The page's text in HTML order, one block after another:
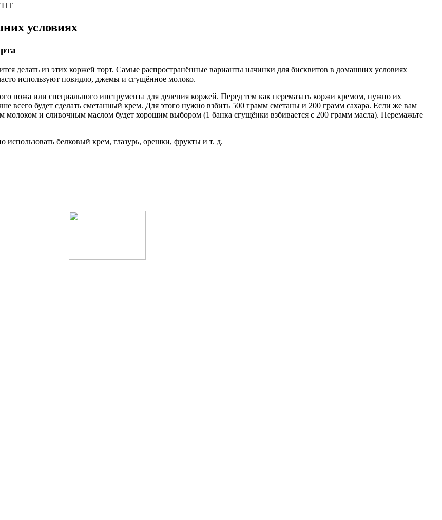
условиях
делать из этих коржей торт. Самые распространённые варианты начинки для бисквитов в домашних условиях
используют повидло, джемы и сгущённое молоко.
ножа или специального инструмента для деления коржей. Перед тем как перемазать коржи кремом, нужно их
всего будет сделать сметанный крем. Для этого нужно взбить 500 грамм сметаны и 200 грамм сахара. Если же вам
молоком и сливочным маслом будет хорошим выбором (1 банка сгущёнки взбивается с 200 грамм масла). Перемажьте
белковый крем, глазурь, орешки, фрукты и т. д.